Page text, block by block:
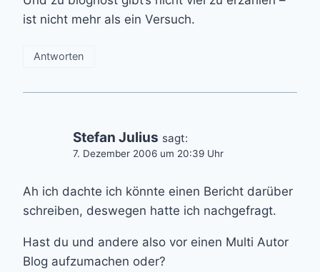
ist nicht mehr als ein Versuch.
Antworten
Stefan Julius sagt:
7. Dezember 2006 um 20:39 Uhr
Ah ich dachte ich könnte einen Bericht darüber
schreiben, deswegen hatte ich nachgefragt.
Hast du und andere also vor einen Multi Autor
Blog aufzumachen oder?